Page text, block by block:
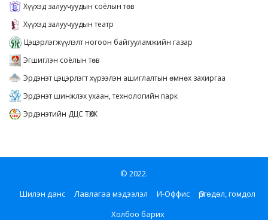
Хүүхэд залуучуудын соёлын төв
Хүүхэд залуучуудын театр
Цэцэрлэгжүүлэлт ногоон байгууламжийн газар
Эгшиглэн соёлын төв
Эрдэнэт цэцэрлэгт хүрээлэн ашиглалтын өмнөх захиргаа
Эрдэнэт шинжлэх ухаан, технологийн парк
Эрдэнэтийн ДЦС ТӨХК
© 2022.
Шилэн данс
Лавлагаа мэдээлэл И-Оффис
Өргөдөл, гомдол
Холбоо барих